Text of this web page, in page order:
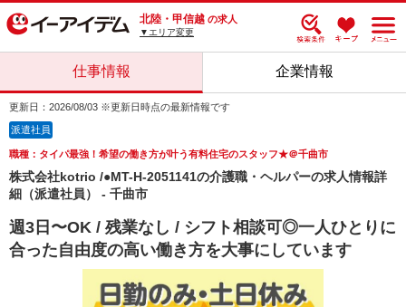
北陸・甲信越 の求人
▼エリア変更
仕事情報 企業情報
更新日：2026/08/03 ※更新日時点の最新情報です
派遣社員
職種：タイパ最強！希望の働き方が叶う有料住宅のスタッフ★＠千曲市
株式会社kotrio /●MT-H-2051141の介護職・ヘルパーの求人情報詳
細（派遣社員） - 千曲市
週3日〜OK / 残業なし / シフト相談可◎一人ひとりに
合った自由度の高い働き方を大事にしています